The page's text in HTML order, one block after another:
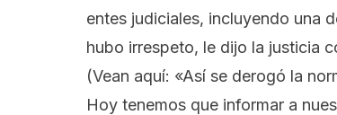
entes judiciales, incluyendo una
hubo irrespeto, le dijo la justicia
(Vean aquí: «Así se derogó la
Hoy tenemos que informar a